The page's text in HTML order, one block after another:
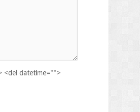
<del datetime="">